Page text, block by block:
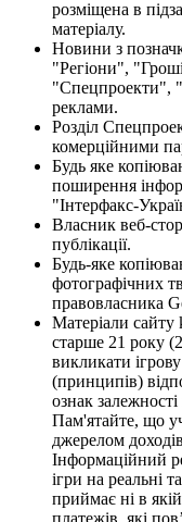
розміщена в
матеріалу.
Новини з
"Регіони",
"Спецпроекти",
реклами.
Розділ
комерційними
Будь яке
поширення
"Інтерфакс-
Власник веб-
публікації.
Будь-яке
фотографічних
правовласника
Матеріали сайту
старше 21 року
викликати
(принципів)
ознак залежності
Пам'ятайте, що
джерелом
Інформаційний
ігри на реальні
приймає ні в
платежів, які